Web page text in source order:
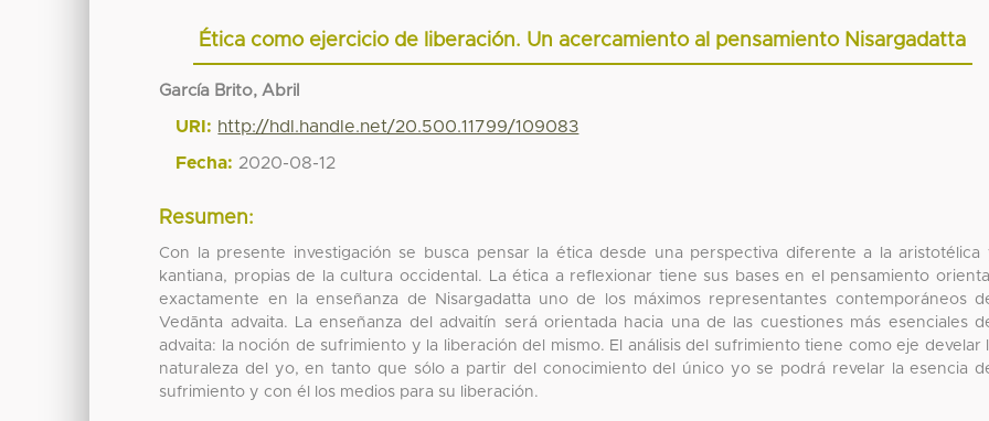
Ética como ejercicio de liberación. Un acercamiento al pensamiento Nisargadatta
García Brito, Abril
URI: http://hdl.handle.net/20.500.11799/109083
Fecha: 2020-08-12
Resumen:
Con la presente investigación se busca pensar la ética desde una perspectiva diferente a la aristotélica
kantiana, propias de la cultura occidental. La ética a reflexionar tiene sus bases en el pensamiento
exactamente en la enseñanza de Nisargadatta uno de los máximos representantes contemporáneos
Vedānta advaita. La enseñanza del advaitín será orientada hacia una de las cuestiones más esenciales
advaita: la noción de sufrimiento y la liberación del mismo. El análisis del sufrimiento tiene como eje develar
naturaleza del yo, en tanto que sólo a partir del conocimiento del único yo se podrá revelar la esencia
sufrimiento y con él los medios para su liberación.